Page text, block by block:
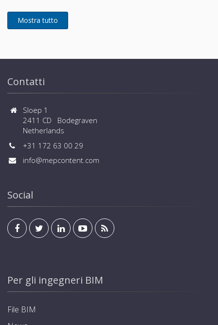
Contatti
Sloep 1
2411 CD Bodegraven
Netherlands
+31 172 63 00 29
info@mepcontent.com
Social
Per gli ingegneri BIM
File BIM